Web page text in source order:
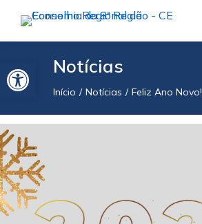
Barra de Ferramentas AbertaNotícias
Você está aqui:
Início Notícias Feliz Ano Novo!